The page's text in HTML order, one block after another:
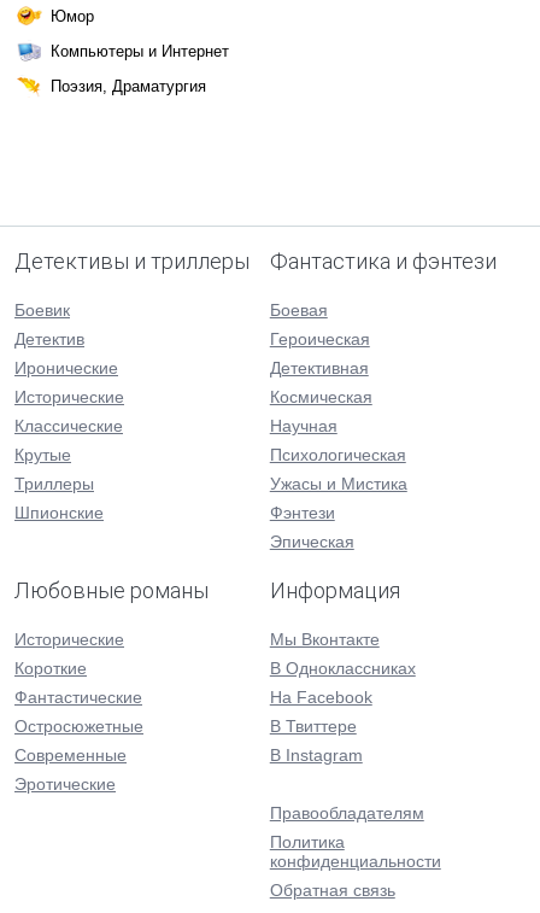
Юмор
Компьютеры и Интернет
Поэзия, Драматургия
Детективы и триллеры
Боевик
Детектив
Иронические
Исторические
Классические
Крутые
Триллеры
Шпионские
Фантастика и фэнтези
Боевая
Героическая
Детективная
Космическая
Научная
Психологическая
Ужасы и Мистика
Фэнтези
Эпическая
Любовные романы
Исторические
Короткие
Фантастические
Остросюжетные
Современные
Эротические
Информация
Мы Вконтакте
В Одноклассниках
На Facebook
В Твиттере
В Instagram
Правообладателям
Политика
конфиденциальности
Обратная связь